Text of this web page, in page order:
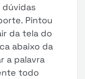
dúvidas
Pintou
da tela do
abaixo da
a palavra
todo